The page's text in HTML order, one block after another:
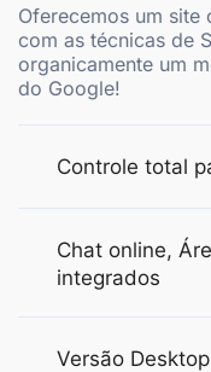
Oferecemos um
com as técnicas de
organicamente um
do Google!
Controle total
Chat online,
integrados
Versão